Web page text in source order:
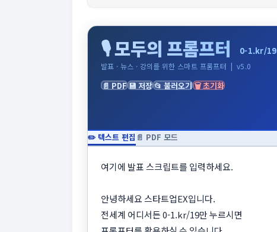
🎙 모두의 프롬프터 0-1.kr/19
발표 · 뉴스 · 강의를 위한 스마트 프롬프터 | v5.0
📄 PDF💾 저장📂 불러오기🗑 초기화
✏️ 텍스트 편집 📄 PDF 모드